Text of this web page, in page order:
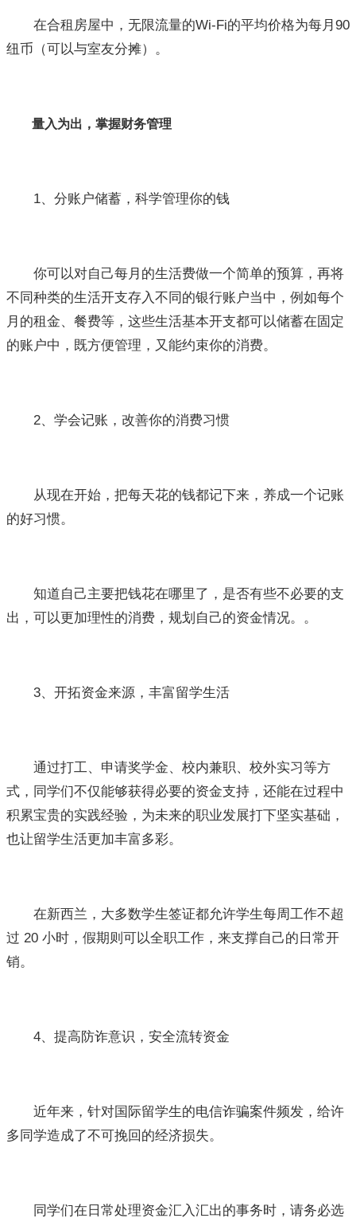
在合租房屋中，无限流量的Wi-Fi的平均价格为每月90
纽币（可以与室友分摊）。
量入为出，掌握财务管理
1、分账户储蓄，科学管理你的钱
你可以对自己每月的生活费做一个简单的预算，再将
不同种类的生活开支存入不同的银行账户当中，例如每个
月的租金、餐费等，这些生活基本开支都可以储蓄在固定
的账户中，既方便管理，又能约束你的消费。
2、学会记账，改善你的消费习惯
从现在开始，把每天花的钱都记下来，养成一个记账
的好习惯。
知道自己主要把钱花在哪里了，是否有些不必要的支
出，可以更加理性的消费，规划自己的资金情况。。
3、开拓资金来源，丰富留学生活
通过打工、申请奖学金、校内兼职、校外实习等方
式，同学们不仅能够获得必要的资金支持，还能在过程中
积累宝贵的实践经验，为未来的职业发展打下坚实基础，
也让留学生活更加丰富多彩。
在新西兰，大多数学生签证都允许学生每周工作不超
过 20 小时，假期则可以全职工作，来支撑自己的日常开
销。
4、提高防诈意识，安全流转资金
近年来，针对国际留学生的电信诈骗案件频发，给许
多同学造成了不可挽回的经济损失。
同学们在日常处理资金汇入汇出的事务时，请务必选